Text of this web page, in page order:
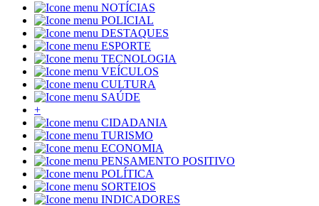
NOTÍCIAS
POLICIAL
DESTAQUES
ESPORTE
TECNOLOGIA
VEÍCULOS
CULTURA
SAÚDE
+
CIDADANIA
TURISMO
ECONOMIA
PENSAMENTO POSITIVO
POLÍTICA
SORTEIOS
INDICADORES